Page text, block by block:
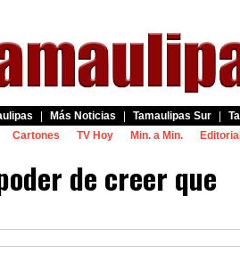
Más Noticias Tamaulipas Sur
Cartones TV Hoy Min. a Min.
de creer que